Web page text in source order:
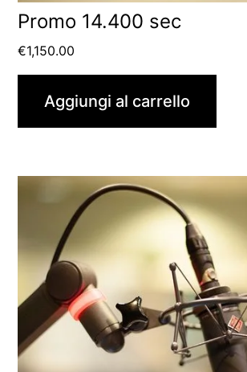
Promo 14.400 sec
€1,150.00
Aggiungi al carrello